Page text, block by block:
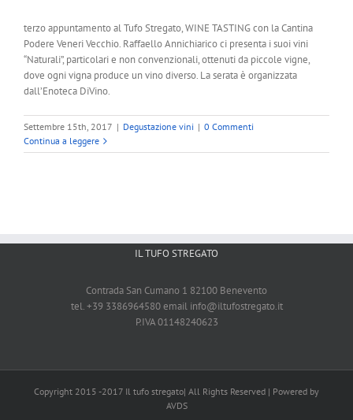
terzo appuntamento al Tufo Stregato, WINE TASTING con la Cantina
Podere Veneri Vecchio. Raffaello Annichiarico ci presenta i suoi vini
“Naturali”, particolari e non convenzionali, ottenuti da piccole vigne,
dove ogni vigna produce un vino diverso. La serata è organizzata
dall’Enoteca DiVino.
Settembre 15th, 2017 | Degustazione vini | 0 Commenti
Continua a leggere
IL TUFO STREGATO
Contrada San Cumano 1 82100 Benevento
tel. +39 3386964580 email info@iltufostregato.it
P.IVA 01148240623
Copyright 2015 -2017 Il tufo stregato| All Rights Reserved | Powered by
AVDS